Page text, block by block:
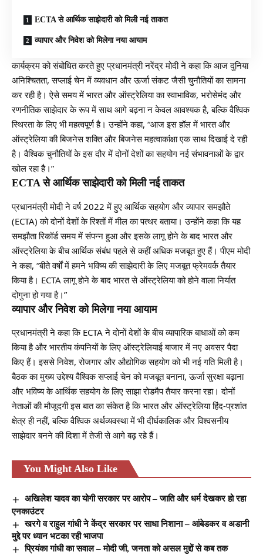
ECTA से आर्थिक साझेदारी को मिली नई ताकत
व्यापार और निवेश को मिलेगा नया आयाम
कार्यक्रम को संबोधित करते हुए प्रधानमंत्री नरेंद्र मोदी ने कहा कि आज दुनिया
अनिश्चितता, सप्लाई चेन में व्यवधान और ऊर्जा संकट जैसी चुनौतियों का सामना
कर रही है। ऐसे समय में भारत और ऑस्ट्रेलिया का स्वाभाविक, भरोसेमंद और
रणनीतिक साझेदार के रूप में साथ आगे बढ़ना न केवल आवश्यक है, बल्कि वैश्विक
स्थिरता के लिए भी महत्वपूर्ण है। उन्होंने कहा, “आज इस हॉल में भारत और
ऑस्ट्रेलिया की बिजनेस शक्ति और बिजनेस महत्वाकांक्षा एक साथ दिखाई दे रही
है। वैश्विक चुनौतियों के इस दौर में दोनों देशों का सहयोग नई संभावनाओं के द्वार
खोल रहा है।”
ECTA से आर्थिक साझेदारी को मिली नई ताकत
प्रधानमंत्री मोदी ने वर्ष 2022 में हुए आर्थिक सहयोग और व्यापार समझौते
(ECTA) को दोनों देशों के रिश्तों में मील का पत्थर बताया। उन्होंने कहा कि यह
समझौता रिकॉर्ड समय में संपन्न हुआ और इसके लागू होने के बाद भारत और
ऑस्ट्रेलिया के बीच आर्थिक संबंध पहले से कहीं अधिक मजबूत हुए हैं। पीएम मोदी
ने कहा, “बीते वर्षों में हमने भविष्य की साझेदारी के लिए मजबूत फ्रेमवर्क तैयार
किया है। ECTA लागू होने के बाद भारत से ऑस्ट्रेलिया को होने वाला निर्यात
दोगुना हो गया है।”
व्यापार और निवेश को मिलेगा नया आयाम
प्रधानमंत्री ने कहा कि ECTA ने दोनों देशों के बीच व्यापारिक बाधाओं को कम
किया है और भारतीय कंपनियों के लिए ऑस्ट्रेलियाई बाजार में नए अवसर पैदा
किए हैं। इससे निवेश, रोजगार और औद्योगिक सहयोग को भी नई गति मिली है।
बैठक का मुख्य उद्देश्य वैश्विक सप्लाई चेन को मजबूत बनाना, ऊर्जा सुरक्षा बढ़ाना
और भविष्य के आर्थिक सहयोग के लिए साझा रोडमैप तैयार करना रहा। दोनों
नेताओं की मौजूदगी इस बात का संकेत है कि भारत और ऑस्ट्रेलिया हिंद-प्रशांत
क्षेत्र ही नहीं, बल्कि वैश्विक अर्थव्यवस्था में भी दीर्घकालिक और विश्वसनीय
साझेदार बनने की दिशा में तेजी से आगे बढ़ रहे हैं।
You Might Also Like
अखिलेश यादव का योगी सरकार पर आरोप – जाति और धर्म देखकर हो रहा
एनकाउंटर
खरगे व राहुल गांधी ने केंद्र सरकार पर साधा निशाना – आंबेडकर व अडानी
मुद्दे पर ध्यान भटका रही भाजपा
प्रियंका गांधी का सवाल – मोदी जी, जनता को असल मुद्दों से कब तक